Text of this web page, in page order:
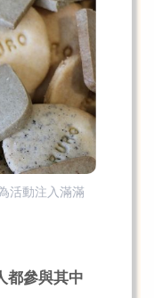
活動注入滿滿
都參與其中